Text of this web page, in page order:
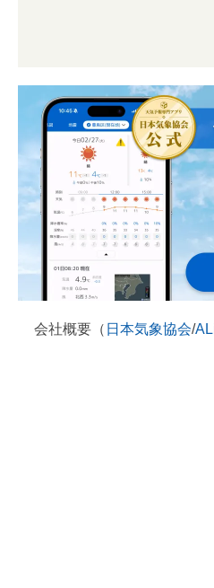
会社概要（ 日本気象協会/